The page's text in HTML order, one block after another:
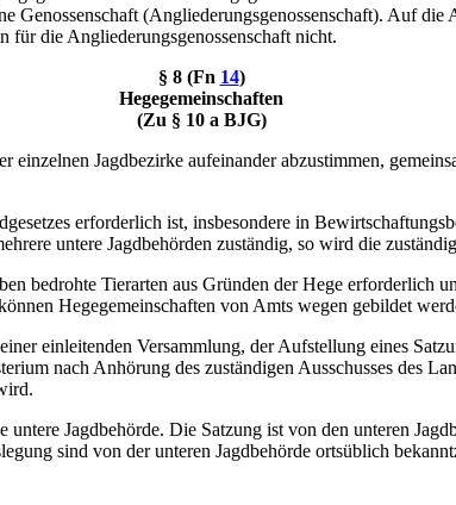
Genossenschaft (Angliederungsgenossenschaft). Auf
für die Angliederungsgenossenschaft nicht.
§ 8 (Fn 14)
Hegegemeinschaften
(Zu § 10 a BJG)
einzelnen Jagdbezirke aufeinander abzustimmen,
erforderlich ist, insbesondere in
untere Jagdbehörden zuständig, so wird die
bedrohte Tierarten aus Gründen der Hege erforderlich
Hegegemeinschaften von Amts wegen gebildet
einleitenden Versammlung, der Aufstellung eines
nach Anhörung des zuständigen Ausschusses des
Jagdbehörde. Die Satzung ist von den unteren
sind von der unteren Jagdbehörde ortsüblich